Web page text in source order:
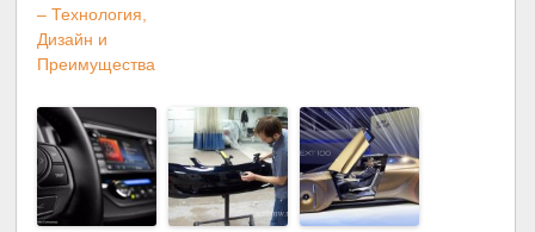
– Технология,
Дизайн и
Преимущества